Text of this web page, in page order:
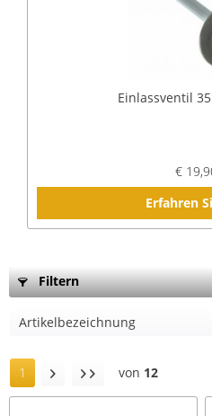
Einlassventil
€
Erfahren
Filtern
1 von 12